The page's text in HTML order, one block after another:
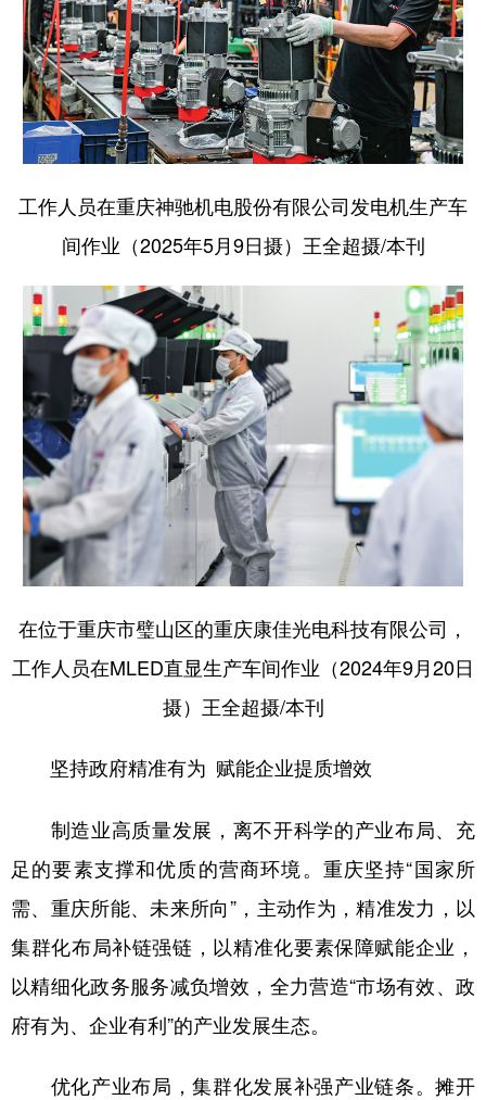
工作人员在重庆神驰机电股份有限公司发电机生产车
间作业（2025年5月9日摄）王全超摄/本刊
在位于重庆市璧山区的重庆康佳光电科技有限公司，
工作人员在MLED直显生产车间作业（2024年9月20日
摄）王全超摄/本刊
坚持政府精准有为 赋能企业提质增效
制造业高质量发展，离不开科学的产业布局、充
足的要素支撑和优质的营商环境。重庆坚持“国家所
需、重庆所能、未来所向”，主动作为，精准发力，以
集群化布局补链强链，以精准化要素保障赋能企业，
以精细化政务服务减负增效，全力营造“市场有效、政
府有为、企业有利”的产业发展生态。
优化产业布局，集群化发展补强产业链条。摊开